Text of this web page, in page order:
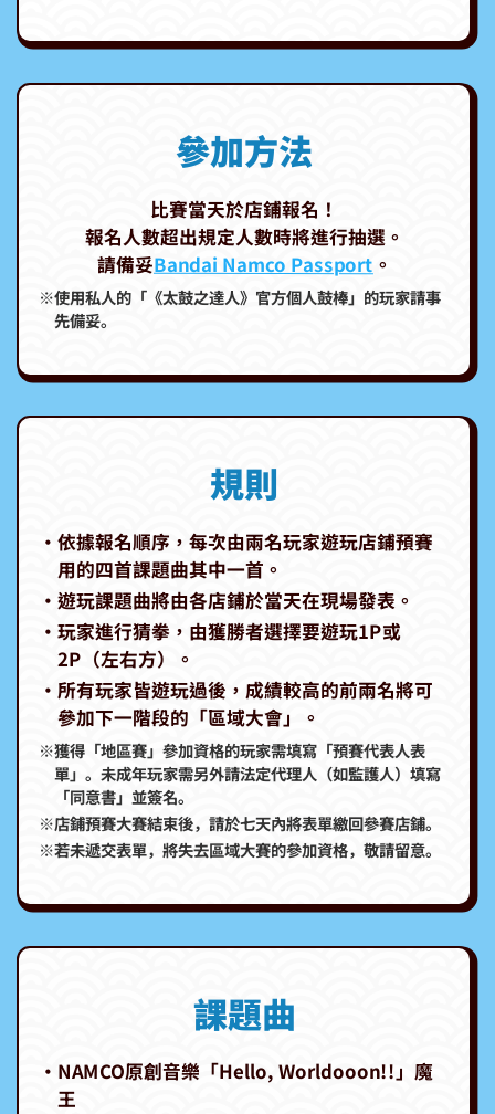
參加方法
比賽當天於店鋪報名！
報名人數超出規定人數時將進行抽選。
請備妥Bandai Namco Passport 。
※使用私人的「《太鼓之達人》官方個人鼓棒」的玩家請事
先備妥。
規則
‧依據報名順序，每次由兩名玩家遊玩店鋪預賽
用的四首課題曲其中一首。
‧遊玩課題曲將由各店鋪於當天在現場發表。
‧玩家進行猜拳，由獲勝者選擇要遊玩1P或
2P（左右方）。
‧所有玩家皆遊玩過後，成績較高的前兩名將可
參加下一階段的「區域大會」。
※獲得「地區賽」參加資格的玩家需填寫「預賽代表人表
單」。未成年玩家需另外請法定代理人（如監護人）填寫
「同意書」並簽名。
※店鋪預賽大賽結束後，請於七天內將表單繳回參賽店鋪。
※若未遞交表單，將失去區域大賽的參加資格，敬請留意。
課題曲
・NAMCO原創音樂「Hello, Worldooon!!」魔
王